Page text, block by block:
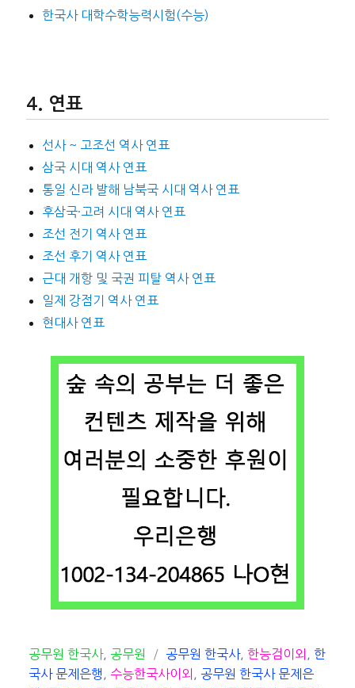
한국사 대학수학능력시험(수능)
연표
선사 ~ 고조선 역사 연표
삼국 시대 역사 연표
통일 신라 발해 남북국 시대 역사 연표
후삼국·고려 시대 역사 연표
조선 전기 역사 연표
조선 후기 역사 연표
근대 개항 및 국권 피탈 역사 연표
일제 강점기 역사 연표
현대사 연표
카
테
공무원 한국사, 공무원
태
그
공무원 한국사, 한능검이외
한
국사 문제은행
수능한국사이외
공무원 한국사 문제은